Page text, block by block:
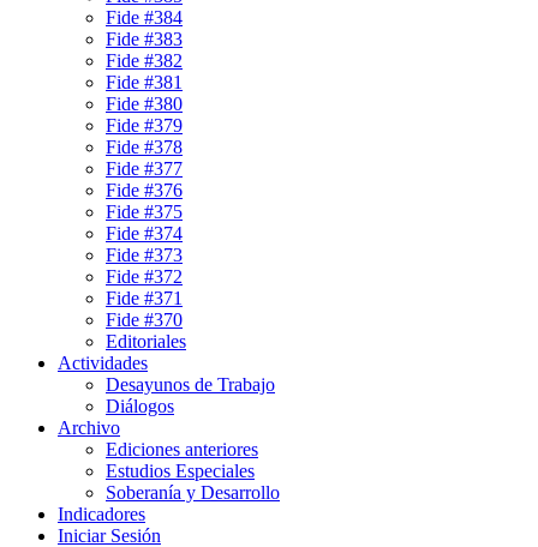
Fide #384
Fide #383
Fide #382
Fide #381
Fide #380
Fide #379
Fide #378
Fide #377
Fide #376
Fide #375
Fide #374
Fide #373
Fide #372
Fide #371
Fide #370
Editoriales
Actividades
Desayunos de Trabajo
Diálogos
Archivo
Ediciones anteriores
Estudios Especiales
Soberanía y Desarrollo
Indicadores
Iniciar Sesión